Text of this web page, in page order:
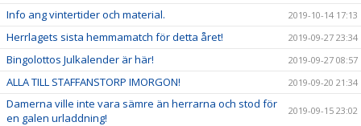
Info ang vintertider och material. 2019-10-14 17:13
Herrlagets sista hemmamatch för detta året! 2019-09-27 23:34
Bingolottos Julkalender är här! 2019-09-27 08:57
ALLA TILL STAFFANSTORP IMORGON! 2019-09-20 21:34
Damerna ville inte vara sämre än herrarna och stod för
en galen urladdning!
2019-09-15 23:02